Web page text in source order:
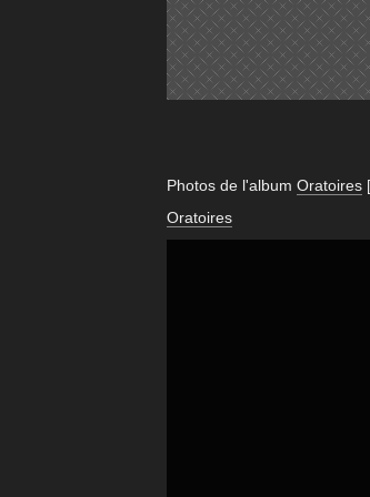
Photos de l'album Oratoires
Oratoires